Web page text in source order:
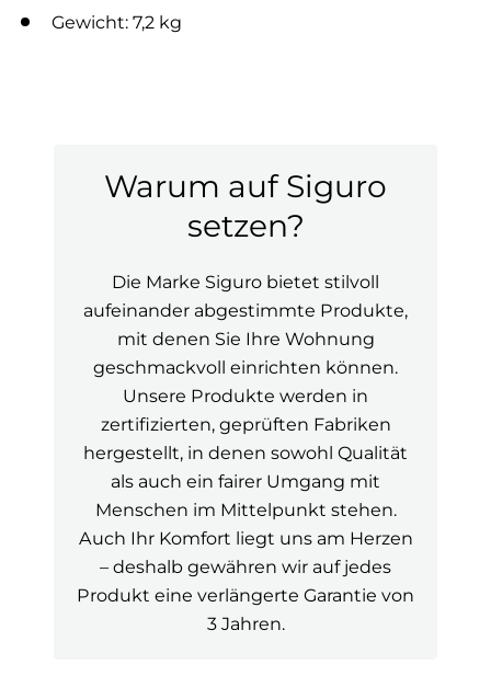
Gewicht: 7,2 kg
Warum auf Siguro
setzen?
Die Marke Siguro bietet stilvoll
aufeinander abgestimmte Produkte,
mit denen Sie Ihre Wohnung
geschmackvoll einrichten können.
Unsere Produkte werden in
zertifizierten, geprüften Fabriken
hergestellt, in denen sowohl Qualität
als auch ein fairer Umgang mit
Menschen im Mittelpunkt stehen.
Auch Ihr Komfort liegt uns am Herzen
– deshalb gewähren wir auf jedes
Produkt eine verlängerte Garantie von
3 Jahren.